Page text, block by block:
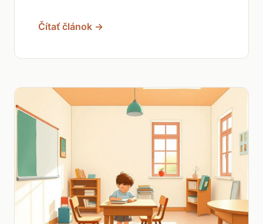
Čítať článok →